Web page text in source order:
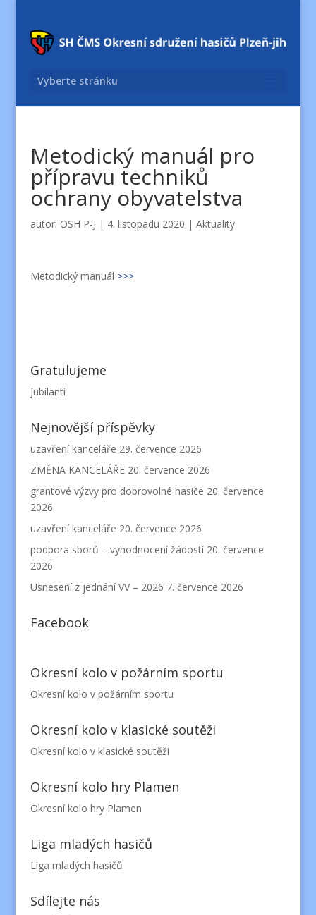
Vyberte stránku
Metodický manuál pro
přípravu techniků
ochrany obyvatelstva
autor: OSH P-J | 4. listopadu 2020 | Aktuality
Metodický manuál >>>
Gratulujeme
Jubilanti
Nejnovější příspěvky
uzavření kanceláře 29. července 2026
ZMĚNA KANCELÁŘE 20. července 2026
grantové výzvy pro dobrovolné hasiče 20. července
2026
uzavření kanceláře 20. července 2026
podpora sborů – vyhodnocení žádostí 20. července
2026
Usnesení z jednání VV – 2026 7. července 2026
Facebook
Okresní kolo v požárním sportu
Okresní kolo v požárním sportu
Okresní kolo v klasické soutěži
Okresní kolo v klasické soutěži
Okresní kolo hry Plamen
Okresní kolo hry Plamen
Liga mladých hasičů
Liga mladých hasičů
Sdílejte nás